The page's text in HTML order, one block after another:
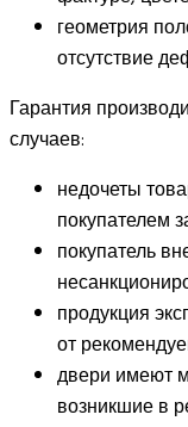
геометрия
отсутствие
Гарантия
случаев:
недочеты
покупателем
покупатель
продукция
от
двери имеют
возникшие в